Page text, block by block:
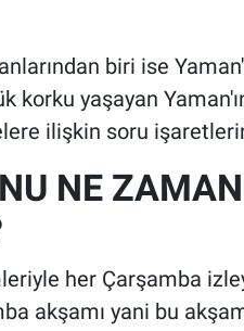
biri ise
korku yaşayan
ilişkin soru
NE ZAMAN
her Çarşamba
akşamı yani bu